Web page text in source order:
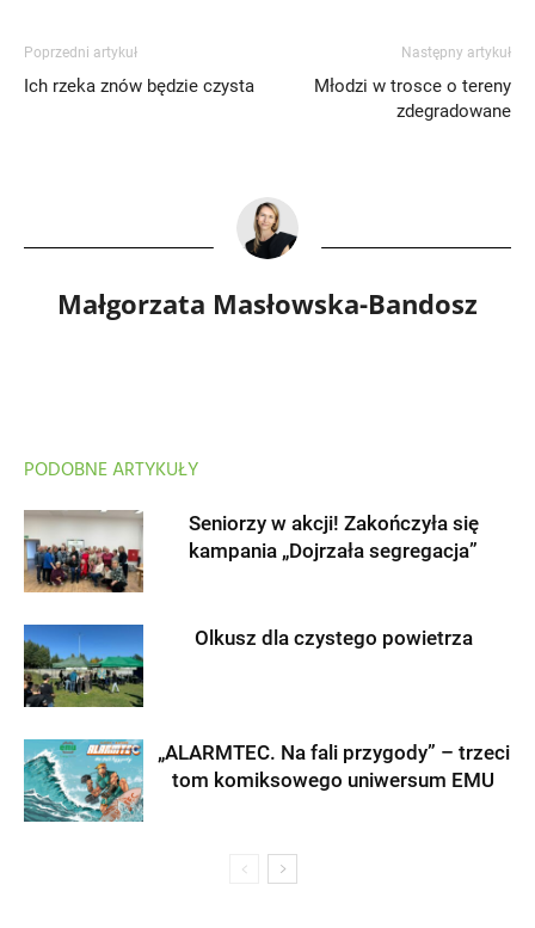
Poprzedni artykuł
Ich rzeka znów będzie czysta
Następny artykuł
Młodzi w trosce o tereny
zdegradowane
Małgorzata Masłowska-Bandosz
PODOBNE ARTYKUŁY
Seniorzy w akcji! Zakończyła się
kampania „Dojrzała segregacja”
Olkusz dla czystego powietrza
„ALARMTEC. Na fali przygody” – trzeci
tom komiksowego uniwersum EMU